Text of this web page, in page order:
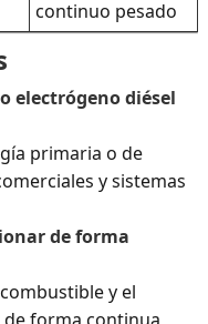
continuo pesado
electrógeno diésel
primaria o de
y sistemas
de forma
y el